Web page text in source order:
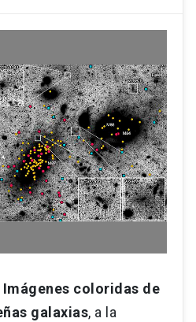
Imágenes coloridas de
galaxias, a la